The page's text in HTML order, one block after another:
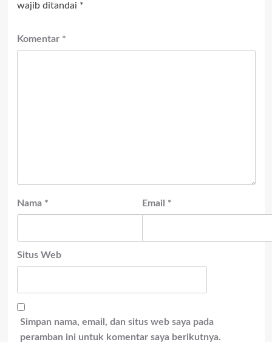
wajib ditandai *
Komentar *
Nama * Email *
Situs Web
Simpan nama, email, dan situs web saya pada
peramban ini untuk komentar saya berikutnya.